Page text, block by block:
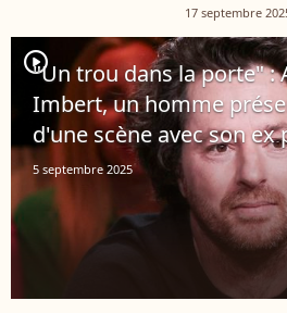
d'assises du
Dans cette
17 septembre
player2
"Un trou dans la porte" :
Imbert, un homme
d'une scène avec son ex
5 septembre 2025